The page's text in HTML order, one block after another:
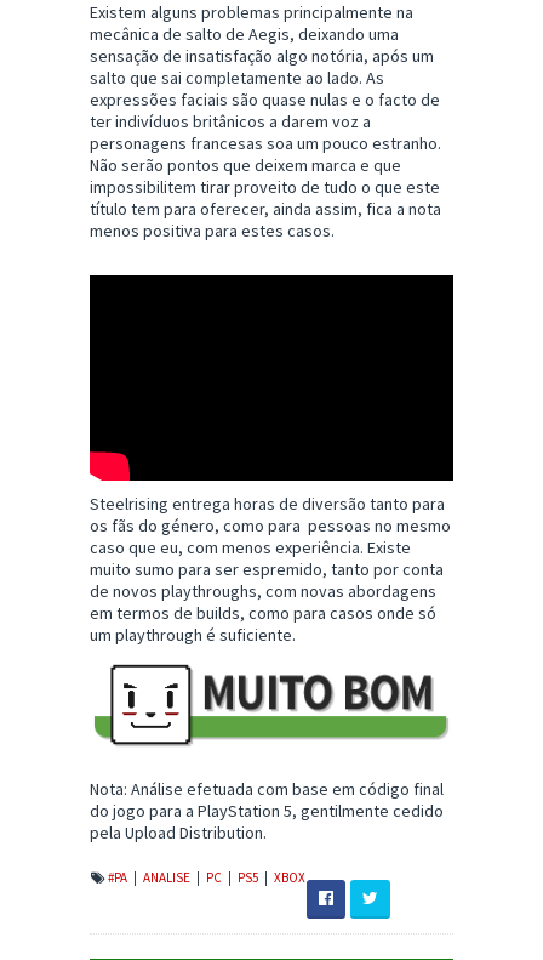
Existem alguns problemas principalmente na
mecânica de salto de Aegis, deixando uma
sensação de insatisfação algo notória, após um
salto que sai completamente ao lado. As
expressões faciais são quase nulas e o facto de
ter indivíduos britânicos a darem voz a
personagens francesas soa um pouco estranho.
Não serão pontos que deixem marca e que
impossibilitem tirar proveito de tudo o que este
título tem para oferecer, ainda assim, fica a nota
menos positiva para estes casos.
Steelrising entrega horas de diversão tanto para
os fãs do género, como para pessoas no mesmo
caso que eu, com menos experiência. Existe
muito sumo para ser espremido, tanto por conta
de novos playthroughs, com novas abordagens
em termos de builds, como para casos onde só
um playthrough é suficiente.
Nota: Análise efetuada com base em código final
do jogo para a PlayStation 5, gentilmente cedido
pela Upload Distribution.
#PA ANALISE PC PS5 XBOX